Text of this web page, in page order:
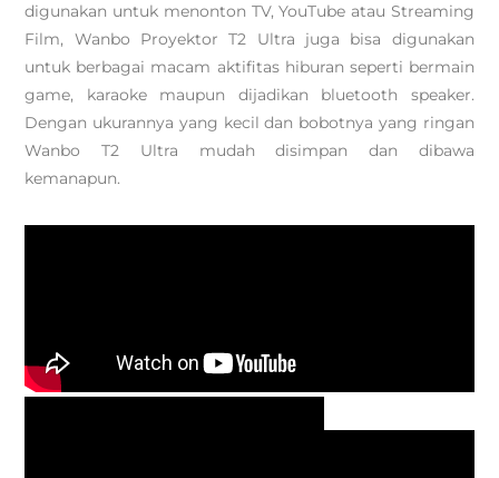
digunakan untuk menonton TV, YouTube atau Streaming
Film, Wanbo Proyektor T2 Ultra juga bisa digunakan
untuk berbagai macam aktifitas hiburan seperti bermain
game, karaoke maupun dijadikan bluetooth speaker.
Dengan ukurannya yang kecil dan bobotnya yang ringan
Wanbo T2 Ultra mudah disimpan dan dibawa
kemanapun.